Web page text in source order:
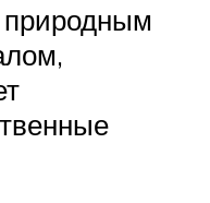
природным